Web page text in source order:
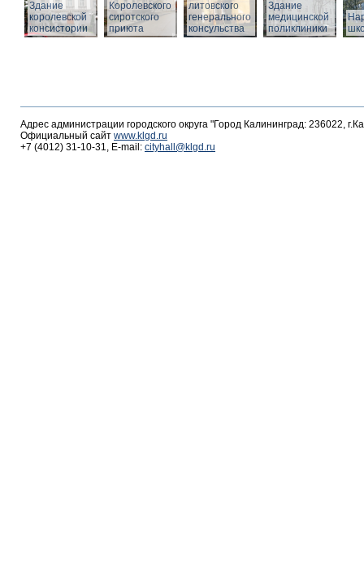
Здание
королевской
консистории
Королевского
сиротского
приюта
литовского
генерального
консульства
Здание
медицинской
поликлиники
Адрес администрации городского округа "Город Калининград: 236022,
Официальный сайт www.klgd.ru
+7 (4012) 31-10-31, E-mail: cityhall@klgd.ru